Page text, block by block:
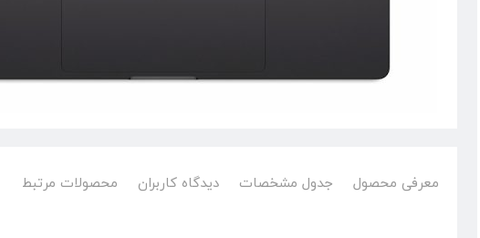
معرفی محصول جدول مشخصات دیدگاه کاربران محصولات مرتبط